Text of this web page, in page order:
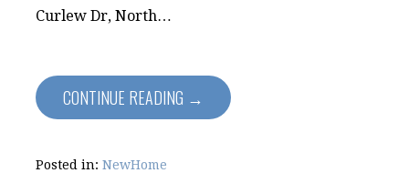
Curlew Dr, North…
CONTINUE READING →
Posted in: NewHome